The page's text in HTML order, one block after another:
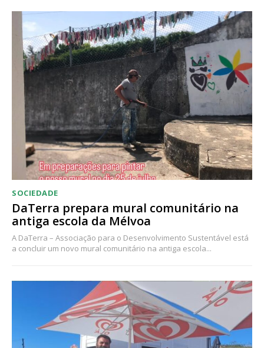
Ofertas para assinatura anual
Escolha o plano
SOCIEDADE
DaTerra prepara mural comunitário na
antiga escola da Mélvoa
A DaTerra – Associação para o Desenvolvimento Sustentável está
a concluir um novo mural comunitário na antiga escola...